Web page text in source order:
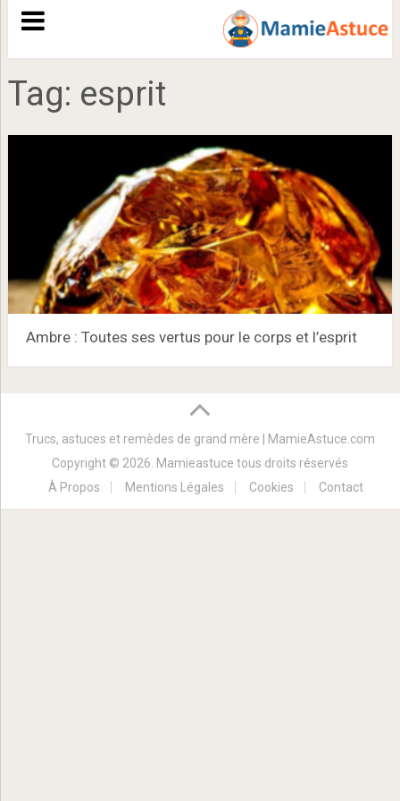
Tag: esprit
Ambre : Toutes ses vertus pour le corps et l’esprit
Trucs, astuces et remèdes de grand mère | MamieAstuce.com
Copyright © 2026. Mamieastuce tous droits réservés
À Propos
Mentions Légales Cookies Contact